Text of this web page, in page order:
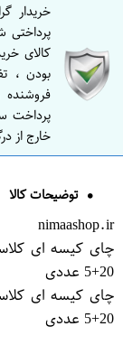
خریدار
کالای
بودن ،
پرداخت
خارج از
توضیحات کالا
nimaashop.ir
چای کیسه ای
20+5 عددی
چای کیسه ای
20+5 عددی